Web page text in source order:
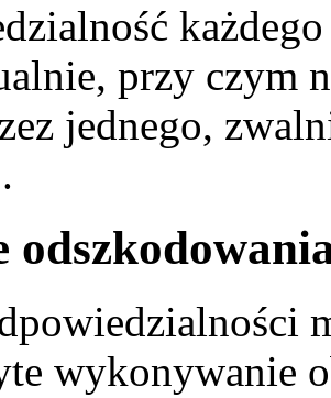
przy czym
jednego,
wykonywanie